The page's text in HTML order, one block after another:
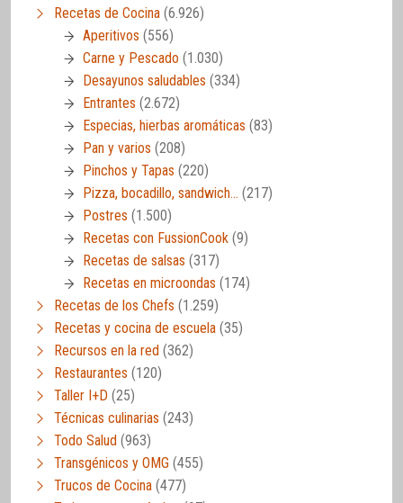
Recetas de Cocina (6.926)
Aperitivos (556)
Carne y Pescado (1.030)
Desayunos saludables (334)
Entrantes (2.672)
Especias, hierbas aromáticas (83)
Pan y varios (208)
Pinchos y Tapas (220)
Pizza, bocadillo, sandwich… (217)
Postres (1.500)
Recetas con FussionCook (9)
Recetas de salsas (317)
Recetas en microondas (174)
Recetas de los Chefs (1.259)
Recetas y cocina de escuela (35)
Recursos en la red (362)
Restaurantes (120)
Taller I+D (25)
Técnicas culinarias (243)
Todo Salud (963)
Transgénicos y OMG (455)
Trucos de Cocina (477)